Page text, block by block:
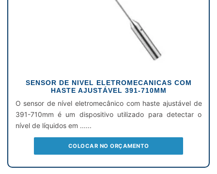
SENSOR DE NIVEL ELETROMECANICAS COM
HASTE AJUSTÁVEL 391-710MM
O sensor de nível eletromecânico com haste ajustável de
391-710mm é um dispositivo utilizado para detectar o
nível de líquidos em ......
COLOCAR NO ORÇAMENTO